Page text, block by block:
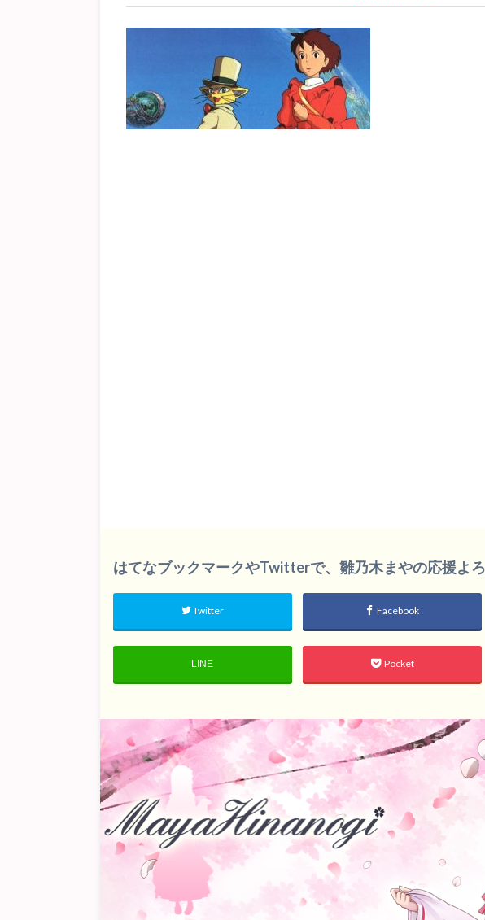
はてなブックマークやTwitterで、雛乃木まやの応援よ
Twitter Facebook
LINE Pocket